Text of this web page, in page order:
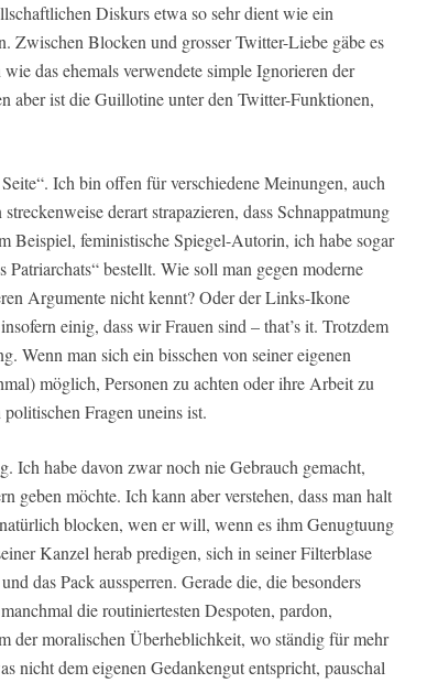
Diskurs etwa so sehr dient wie ein
Zwischen Blocken und grosser Twitter-Liebe gäbe es
das ehemals verwendete simple Ignorieren der
aber ist die Guillotine unter den Twitter-Funktionen,
Ich bin offen für verschiedene Meinungen, auch
derart strapazieren, dass Schnappatmung
Beispiel, feministische Spiegel-Autorin, ich habe sogar
bestellt. Wie soll man gegen moderne
Argumente nicht kennt? Oder der Links-Ikone
einig, dass wir Frauen sind – that’s it. Trotzdem
Wenn man sich ein bisschen von seiner eigenen
möglich, Personen zu achten oder ihre Arbeit zu
Fragen uneins ist.
Ich habe davon zwar noch nie Gebrauch gemacht,
geben möchte. Ich kann aber verstehen, dass man halt
blocken, wen er will, wenn es ihm Genugtuung
Kanzel herab predigen, sich in seiner Filterblase
das Pack aussperren. Gerade die, die besonders
die routiniertesten Despoten, pardon,
der moralischen Überheblichkeit, wo ständig für mehr
nicht dem eigenen Gedankengut entspricht, pauschal